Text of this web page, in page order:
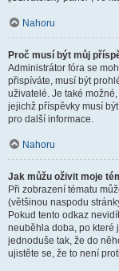
Nahoru
Proč musí být můj
Administrátor fóra se
přispíváte, musí být
uživatelé. Je také
jejichž příspěvky musí
pro další informace.
Nahoru
Jak můžu oživit moje
Při zobrazení tématu
(většinou naspodu
Pokud tento odkaz
neuběhla doba, po které
jednoduše tak, že do
ujistěte se, že to není